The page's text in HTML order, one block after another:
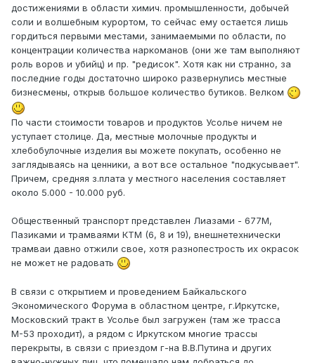
достижениями в области химич. промышленности, добычей
соли и волшебным курортом, то сейчас ему остается лишь
гордиться первыми местами, занимаемыми по области, по
концентрации количества наркоманов (они же там выполняют
роль воров и убийц) и пр. "редисок". Хотя как ни странно, за
последние годы достаточно широко развернулись местные
бизнесмены, открыв большое количество бутиков. Велком
По части стоимости товаров и продуктов Усолье ничем не
уступает столице. Да, местные молочные продукты и
хлебобулочные изделия вы можете покупать, особенно не
заглядываясь на ценники, а вот все остальное "подкусывает".
Причем, средняя з.плата у местного населения составляет
около 5.000 - 10.000 руб.
Общественный транспорт представлен Лиазами - 677М,
Пазиками и трамваями КТМ (6, 8 и 19), внешнетехнически
трамваи давно отжили свое, хотя разнопестрость их окрасок
не может не радовать
В связи с открытием и проведением Байкальского
Экономического Форума в областном центре, г.Иркутске,
Московский тракт в Усолье был загружен (там же трасса
М-53 проходит), а рядом с Иркутском многие трассы
перекрыты, в связи с приездом г-на В.В.Путина и других